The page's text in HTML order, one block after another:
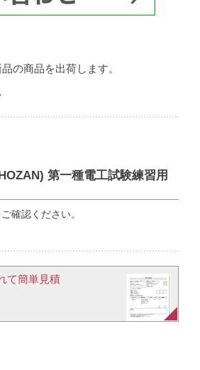
品の商品を出荷します。
第一種電工試験練習用
確認ください。
て簡単見積​